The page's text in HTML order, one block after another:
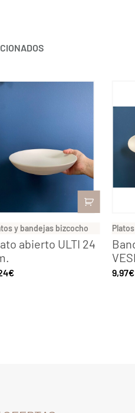
y bandejas bizcocho
abierto ULTI 24
€ 9,97€